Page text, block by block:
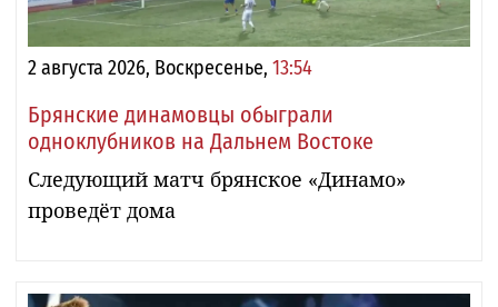
2 августа 2026, Воскресенье, 13:54
Брянские динамовцы обыграли
одноклубников на Дальнем Востоке
Следующий матч брянское «Динамо»
проведёт дома